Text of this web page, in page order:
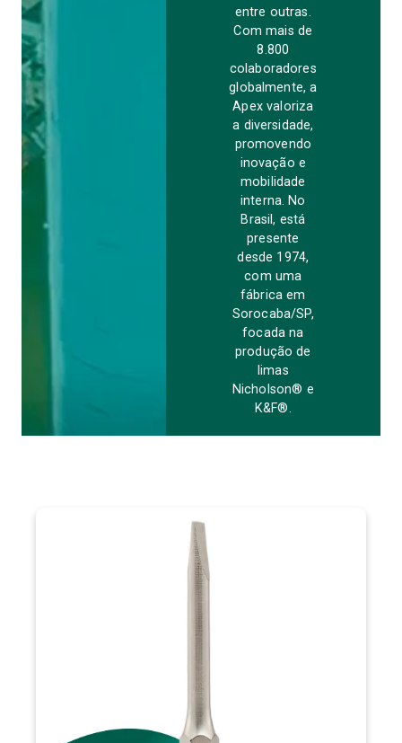
entre outras.
Com mais de
8.800
colaboradores
globalmente, a
Apex valoriza
a diversidade,
promovendo
inovação e
mobilidade
interna. No
Brasil, está
presente
desde 1974,
com uma
fábrica em
Sorocaba/SP,
focada na
produção de
limas
Nicholson® e
K&F®.
VISÃO GERAL
A ponta de bits fenda SATA é fabricada em aço S2+ de alta
qualidade, destacando-se pela resistência superior e
durabilidade. Ideal para profissionais que necessitam de